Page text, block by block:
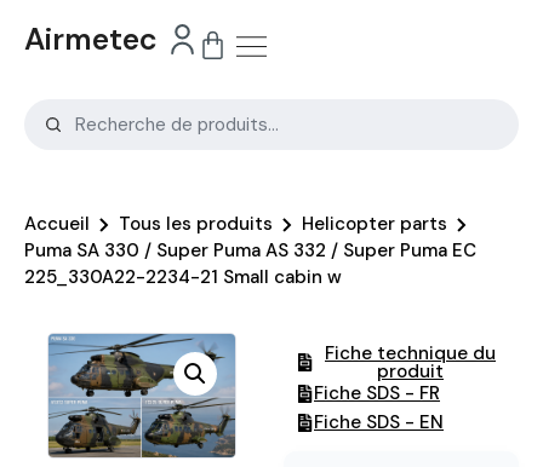
Airmetec
Accueil Tous les produits
Helicopter parts
Puma SA 330 / Super Puma AS 332 / Super Puma EC
225_330A22-2234-21 Small cabin w
Fiche technique du
produit
Fiche SDS - FR
Fiche SDS - EN